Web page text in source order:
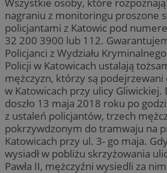
nagraniu z monitoringu proszone
policjantami z Katowic pod
32 200 3900 lub 112.
Policjanci z Wydziału
Policji w Katowicach ustalają
mężczyzn, którzy są
w Katowicach przy ulicy Gliwickiej.
doszło 13 maja 2018 roku po
z ustaleń policjantów, trzech
pokrzywdzonym do tramwaju na
Katowicach przy ul. 3- go maja.
wysiadł w pobliżu skrzyżowania
Pawła II, mężczyźni wysiedli za